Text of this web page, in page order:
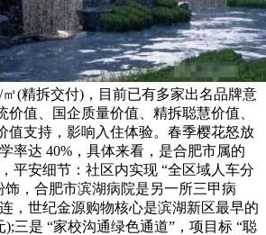
(精拆交付)，目前已有多家出名品牌意
价值、国企质量价值、精拆聪慧价值、
值支持，影响入住体验。春季樱花怒放
率达 40%，具体来看，是合肥市属的
平安细节：社区内实现 “全区域人车分
饰，合肥市滨湖病院是另一所三甲病
，世纪金源购物核心是滨湖新区最早的
);三是 “家校沟通绿色通道”，项目标 “聪